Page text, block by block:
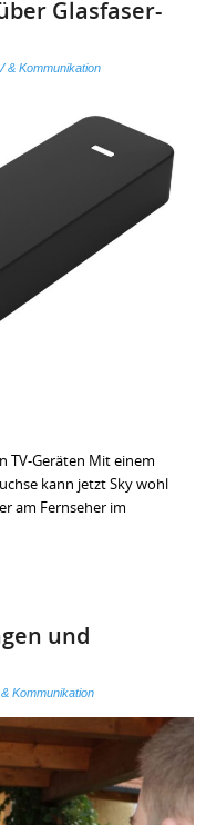
Glasfaser-
& Kommunikation
TV-Geräten Mit einem
kann jetzt Sky wohl
am Fernseher im
und
Kommunikation